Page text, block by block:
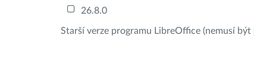
26.8.0
Starší verze programu LibreOffice (nemusí